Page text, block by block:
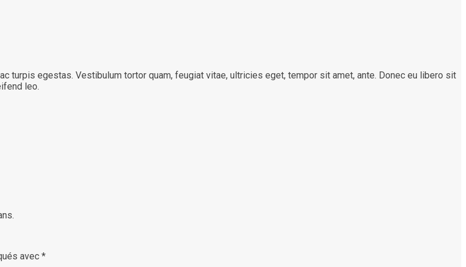
turpis egestas. Vestibulum tortor quam, feugiat vitae, ultricies eget, tempor sit amet, ante. Donec eu libero sit
leo.
avec *